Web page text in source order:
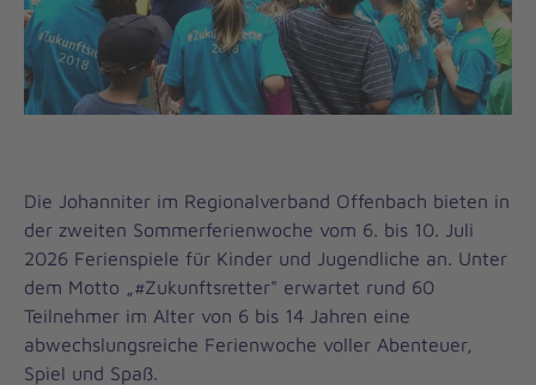
Die Johanniter im Regionalverband Offenbach bieten in
der zweiten Sommerferienwoche vom 6. bis 10. Juli
2026 Ferienspiele für Kinder und Jugendliche an. Unter
dem Motto „#Zukunftsretter" erwartet rund 60
Teilnehmer im Alter von 6 bis 14 Jahren eine
abwechslungsreiche Ferienwoche voller Abenteuer,
Spiel und Spaß.